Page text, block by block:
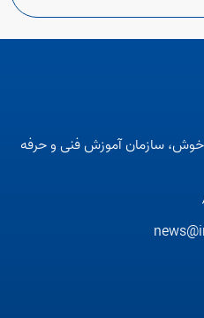
سازمان آموزش فنی و حرفه